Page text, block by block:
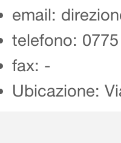
email:
telefono:
fax: -
Ubicazione: